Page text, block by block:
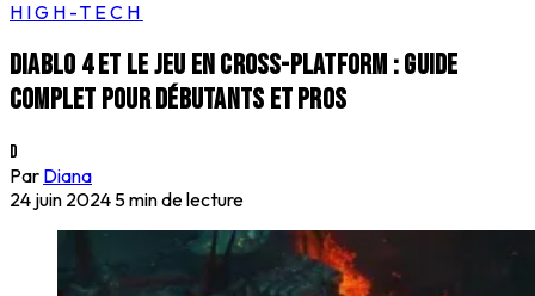
HIGH-TECH
Diablo 4 et le jeu en cross-platform : Guide
complet pour débutants et pros
D
Par Diana
24 juin 2024 5 min de lecture